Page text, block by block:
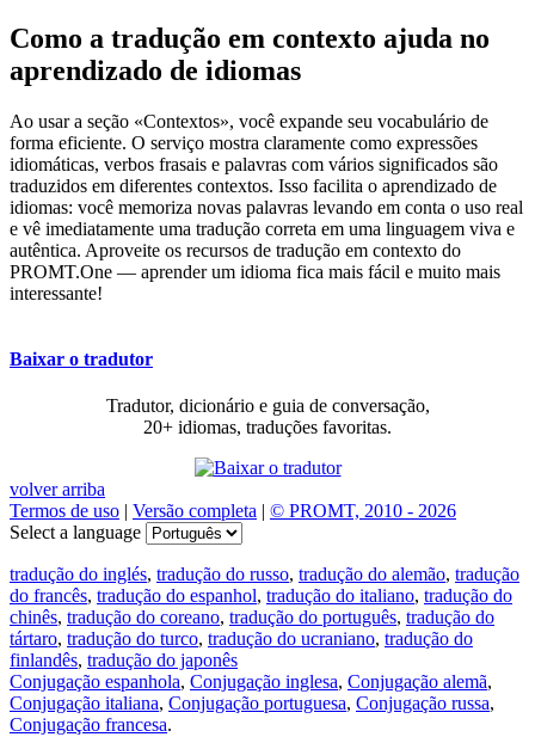
Como a tradução em contexto ajuda no
aprendizado de idiomas
Ao usar a seção «Contextos», você expande seu vocabulário de
forma eficiente. O serviço mostra claramente como expressões
idiomáticas, verbos frasais e palavras com vários significados são
traduzidos em diferentes contextos. Isso facilita o aprendizado de
idiomas: você memoriza novas palavras levando em conta o uso real
e vê imediatamente uma tradução correta em uma linguagem viva e
autêntica. Aproveite os recursos de tradução em contexto do
PROMT.One — aprender um idioma fica mais fácil e muito mais
interessante!
Baixar o tradutor
Tradutor, dicionário e guia de conversação,
20+ idiomas, traduções favoritas.
volver arriba
Termos de uso | Versão completa | © PROMT, 2010 - 2026
Select a language
tradução do inglés, tradução do russo, tradução do alemão, tradução
do francês, tradução do espanhol, tradução do italiano, tradução do
chinês, tradução do coreano, tradução do português, tradução do
tártaro, tradução do turco, tradução do ucraniano, tradução do
finlandês, tradução do japonês
Conjugação espanhola, Conjugação inglesa, Conjugação alemã,
Conjugação italiana, Conjugação portuguesa, Conjugação russa,
Conjugação francesa.